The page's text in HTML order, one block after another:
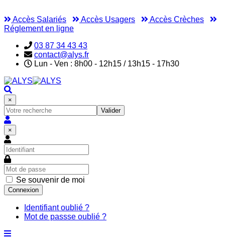
Accès Salariés Accès Usagers
Accès Crèches
Réglement en ligne
03 87 34 43 43
contact@alys.fr
Lun - Ven : 8h00 - 12h15 / 13h15 - 17h30
×
Valider
×
Se souvenir de moi
Connexion
Identifiant oublié ?
Mot de passse oublié ?